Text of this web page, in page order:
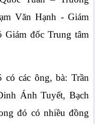
Văn Hạnh - Giám
đốc Trung tâm
các ông, bà: Trần
Ánh Tuyết, Bạch
đó có nhiều đồng